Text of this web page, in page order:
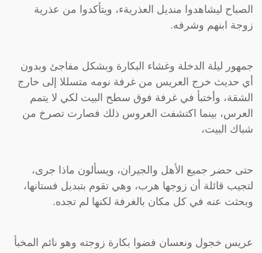
الصباح ليشاهدوا منديل العذريةء، ويتأكدوا من عذرية
زوجة ابنهم وشرفه.
جمهور ليلة الدخلة وغشاء البكارة وبشكل مفاجئ وبدون
أي حديث خرج العريس من غرفة نومه متسللا إلى خارج
الشقة، وأختبأ في غرفة فوق سطح البيت لكي لا يتمم
العرس، بينما اكتشفت العروس ذلك فصارت تصرخ من
شباك البيت،
حتى حضر جميع الأهل والجيران، ويسألون ماذا جرى،
لتجيب قائلة أن زوجها هرب، وهي تقوم بتبديل فستانها،
وبحثت عنه في كل مكان بالغرفة لكنها لم تجده.
عريس خجول ونعسان فضوا بكارة زوجته وهو نائم المخبأ